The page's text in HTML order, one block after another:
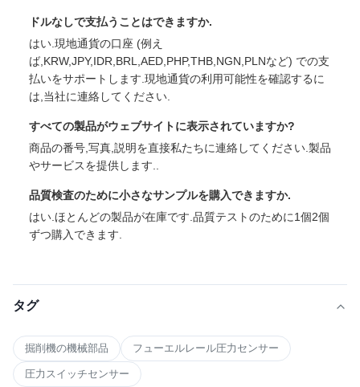
ドルなしで支払うことはできますか.
はい.現地通貨の口座 (例え
ば,KRW,JPY,IDR,BRL,AED,PHP,THB,NGN,PLNなど) での支
払いをサポートします.現地通貨の利用可能性を確認するに
は,当社に連絡してください.
すべての製品がウェブサイトに表示されていますか?
商品の番号,写真,説明を直接私たちに連絡してください.製品
やサービスを提供します..
品質検査のために小さなサンプルを購入できますか.
はい.ほとんどの製品が在庫です.品質テストのために1個2個
ずつ購入できます.
タグ
掘削機の機械部品 フューエルレール圧力センサー
圧力スイッチセンサー